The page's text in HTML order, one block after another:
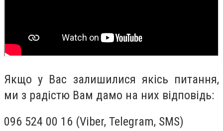
Якщо у Вас залишилися якісь питання,
ми з радістю Вам дамо на них відповідь:
096 524 00 16 (Viber, Telegram, SMS)